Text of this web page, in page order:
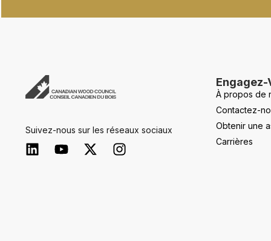
Suivez-nous sur les réseaux sociaux
Engagez-
À propos de
Contactez-
Obtenir une
Carrières